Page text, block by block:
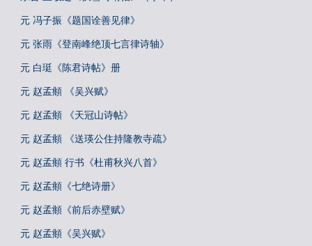
元 冯子振《题国诠善见律》
元 张雨《登南峰绝顶七言律诗轴》
元 白珽《陈君诗帖》册
元 赵孟頫 《吴兴赋》
元 赵孟頫 《天冠山诗帖》
元 赵孟頫 《送瑛公住持隆教寺疏》
元 赵孟頫 行书《杜甫秋兴八首》
元 赵孟頫《七绝诗册》
元 赵孟頫《前后赤壁赋》
元 赵孟頫《吴兴赋》